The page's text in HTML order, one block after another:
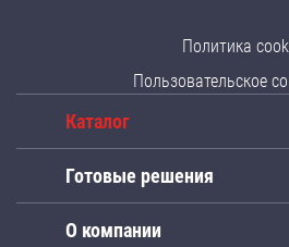
Политика
Пользовательское
Каталог
Готовые решения
О компании